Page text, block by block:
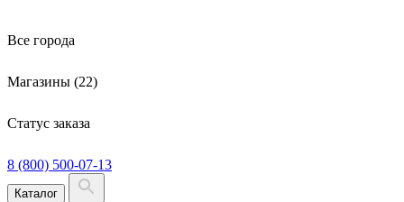
Все города
Магазины (22)
Статус заказа
8 (800) 500-07-13
Каталог